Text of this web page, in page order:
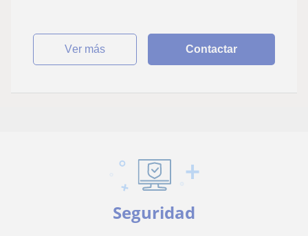
ver más Contactar
Seguridad